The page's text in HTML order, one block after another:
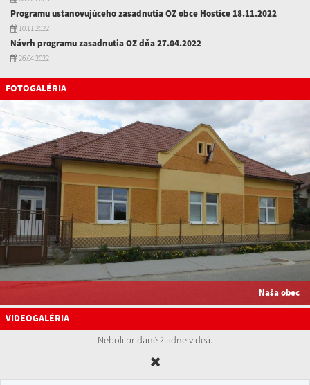
Programu ustanovujúceho zasadnutia OZ obce Hostice 18.11.2022
10.11.2022
Návrh programu zasadnutia OZ dňa 27.04.2022
26.04.2022
FOTOGALÉRIA
Naša obec
VIDEOGALÉRIA
Neboli pridané žiadne videá.